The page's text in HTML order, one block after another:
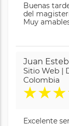
Buenas
del
Muy
Juan
Sitio Web |
Colombia
★★★
Excelente